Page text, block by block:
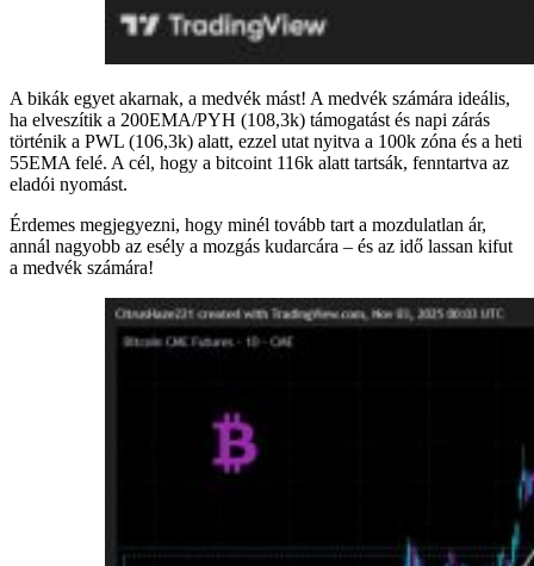
A bikák egyet akarnak, a medvék mást! A medvék számára ideális,
ha elveszítik a 200EMA/PYH (108,3k) támogatást és napi zárás
történik a PWL (106,3k) alatt, ezzel utat nyitva a 100k zóna és a heti
55EMA felé. A cél, hogy a bitcoint 116k alatt tartsák, fenntartva az
eladói nyomást.
Érdemes megjegyezni, hogy minél tovább tart a mozdulatlan ár,
annál nagyobb az esély a mozgás kudarcára – és az idő lassan kifut
a medvék számára!